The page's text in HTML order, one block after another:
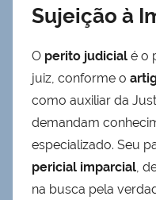
Sujeição à
O perito judicial é o
juiz, conforme o
como auxiliar da
demandam
especializado. Seu
pericial imparcial,
na busca pela